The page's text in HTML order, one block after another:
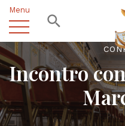
Menu
Incontro